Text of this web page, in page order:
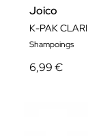
Joico
K-PAK
Shampoings
6,99 €